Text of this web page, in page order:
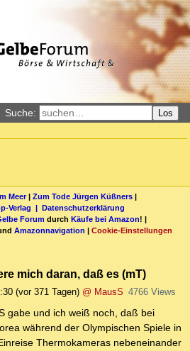
Suche: Los
Meer| Zum Tode Jürgen Küßners |
Verlag | Datenschutzerklärung
Forum durch Käufe bei Amazon! |
Amazonnavigation | Cookie-Einstellungen
mich daran, daß es (mT)
(vor 371 Tagen) @ MausS 4766 Views
gabe und ich weiß noch, daß bei
während der Olympischen Spiele in
Thermokameras nebeneinander